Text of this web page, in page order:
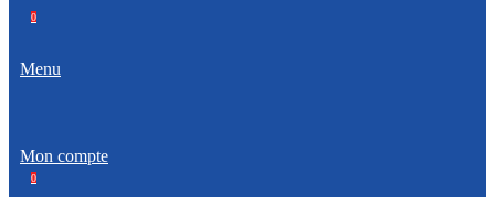
0
Menu
Mon compte
0